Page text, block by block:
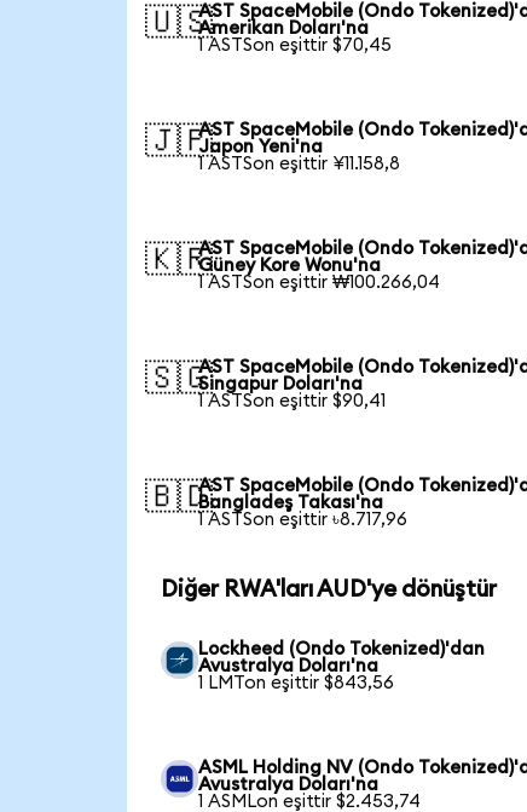
🇺🇸AST SpaceMobile (Ondo
Amerikan Doları'na
1 ASTSon eşittir $70,45
🇯🇵AST SpaceMobile (Ondo
Japon Yeni'na
1 ASTSon eşittir ¥11.158,8
🇰🇷AST SpaceMobile (Ondo
Güney Kore Wonu'na
1 ASTSon eşittir ₩100.266,04
🇸🇬AST SpaceMobile (Ondo
Singapur Doları'na
1 ASTSon eşittir $90,41
🇧🇩AST SpaceMobile (Ondo
Bangladeş Takası'na
1 ASTSon eşittir ৳8.717,96
Diğer RWA'ları AUD'ye dönüştür
Lockheed (Ondo Tokenized)'dan
Avustralya Doları'na
1 LMTon eşittir $843,56
ASML Holding NV (Ondo
Avustralya Doları'na
1 ASMLon eşittir $2.453,74